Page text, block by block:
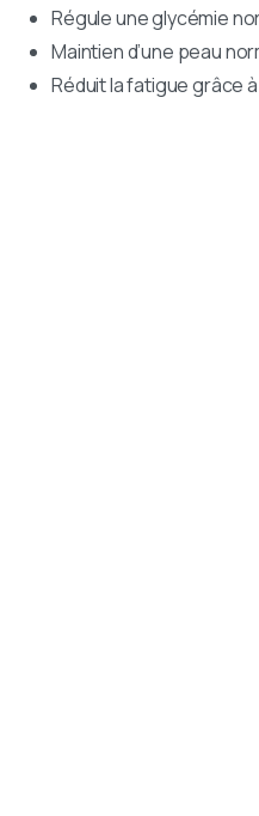
Régule une glycémie
Maintien d’une peau
Réduit la fatigue grâce à